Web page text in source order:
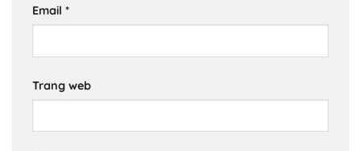
Email *
Trang web